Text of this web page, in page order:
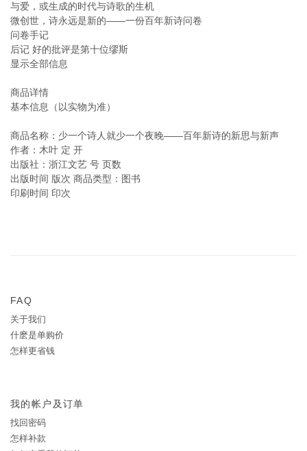
与爱，或生成的时代与诗歌的生机
微创世，诗永远是新的——一份百年新诗问卷
问卷手记
后记 好的批评是第十位缪斯
显示全部信息
商品详情
基本信息（以实物为准）
商品名称：少一个诗人就少一个夜晚——百年新诗的新思与新声
作者：木叶 定 开
出版社：浙江文艺 号 页数
出版时间 版次 商品类型：图书
印刷时间 印次
FAQ
关于我们
什麽是单购价
怎样更省钱
我的帐户及订单
找回密码
怎样补款